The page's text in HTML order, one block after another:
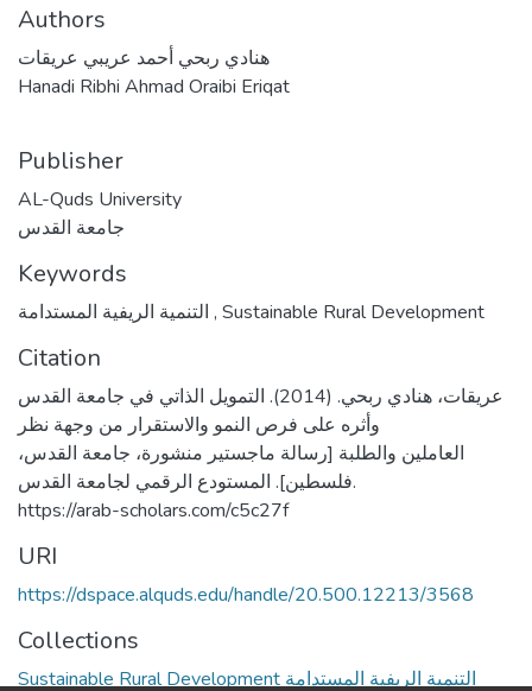
Authors
هنادي ربحي أحمد عريبي عريقات
Hanadi Ribhi Ahmad Oraibi Eriqat
Publisher
AL-Quds University
جامعة القدس
Keywords
, Sustainable Rural Development
Citation
عريقات، هنادي ربحي. (2014). التمويل الذاتي في جامعة القدس
وأثره على فرص النمو والاستقرار من وجهة نظر
العاملين والطلبة [رسالة ماجستير منشورة، جامعة القدس،
فلسطين]. المستودع الرقمي لجامعة القدس.
https://arab-scholars.com/c5c27f
URI
https://dspace.alquds.edu/handle/20.500.12213/3568
Collections
Sustainable Rural Development التنمية الريفية المستدامة